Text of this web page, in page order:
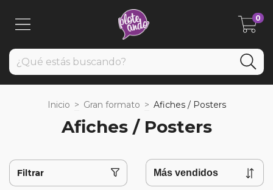
0
Inicio > Gran formato > Afiches / Posters
Afiches / Posters
Filtrar